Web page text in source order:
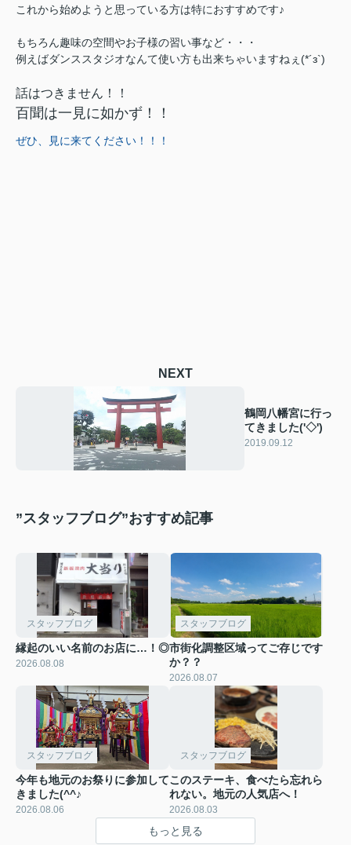
これから始めようと思っている方は特におすすめです♪
もちろん趣味の空間やお子様の習い事など・・・
例えばダンススタジオなんて使い方も出来ちゃいますねぇ(*´з`)
話はつきません！！
百聞は一見に如かず！！
ぜひ、見に来てください！！！
NEXT
鶴岡八幡宮に行っ
てきました('◇')ゞ
2019.09.12
”スタッフブログ”おすすめ記事
スタッフブログ
縁起のいい名前のお店に…！◎
2026.08.08
スタッフブログ
市街化調整区域ってご存じです
か？？
2026.08.07
スタッフブログ
今年も地元のお祭りに参加して
きました(^^♪
2026.08.06
スタッフブログ
このステーキ、食べたら忘れら
れない。地元の人気店へ！
2026.08.03
もっと見る